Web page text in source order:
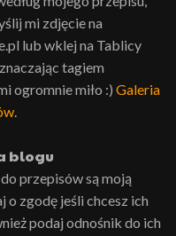
mi zdjęcie na
lub wklej na Tablicy
tagiem
ogromnie miło :) Galeria
.
blogu
przepisów są moją
o zgodę jeśli chcesz ich
podaj odnośnik do ich